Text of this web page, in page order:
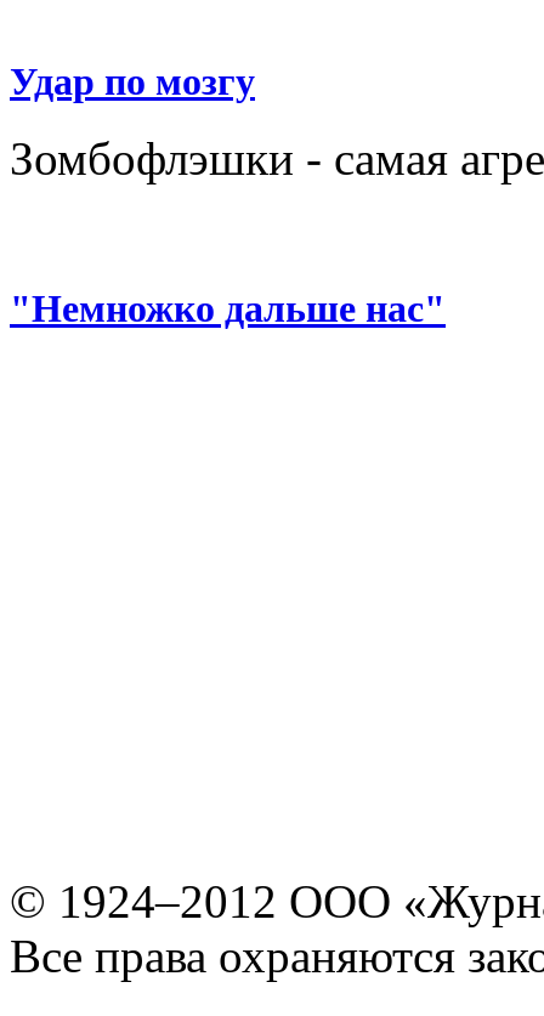
Удар по мозгу
Зомбофлэшки - самая
"Немножко дальше нас"
© 1924–2012 ООО
Все права охраняются